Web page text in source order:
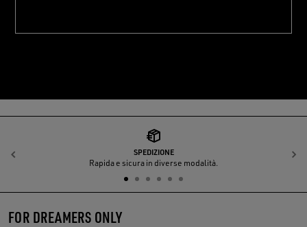
SPEDIZIONE
Rapida e sicura in diverse modalità.
Indietro
FOR DREAMERS ONLY